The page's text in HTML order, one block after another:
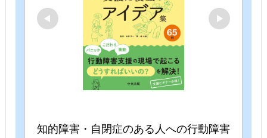
知的障害・自閉症のある人への行動障害